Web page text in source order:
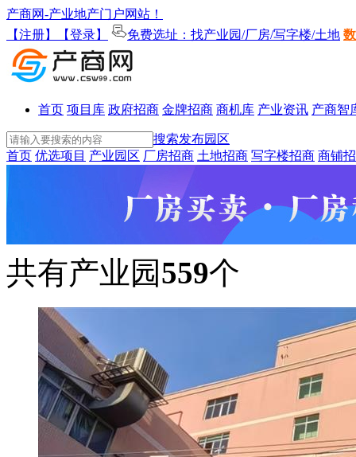
产商网-产业地产门户网站！
【注册】
【登录】 免费选址：找产业园/厂房/写字楼/土地
首页 项目库 政府招商 金牌招商 商机库 产业资讯 产商智
搜索发布园区
首页 优选项目 产业园区 厂房招商 土地招商 写字楼招商 商铺
共有产业园559个